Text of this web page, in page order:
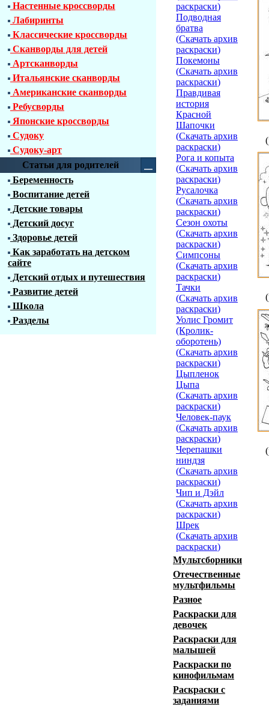
Настенные кроссворды
Лабиринты
Классические кроссворды
Сканворды для детей
Артсканворды
Итальянские сканворды
Американские сканворды
Ребусворды
Японские кроссворды
Судоку
Судоку-арт
Статьи для родителей
Беременность
Воспитание детей
Детские товары
Детский досуг
Здоровье детей
Как заработать на детском
сайте
Детский отдых и путешествия
Развитие детей
Школа
Разделы
раскраски)
Подводная
братва
(Скачать архив
раскраски)
Покемоны
(Скачать архив
раскраски)
Правдивая
история
Красной
Шапочки
(Скачать архив
раскраски)
Рога и копыта
(Скачать архив
раскраски)
Русалочка
(Скачать архив
раскраски)
Сезон охоты
(Скачать архив
раскраски)
Симпсоны
(Скачать архив
раскраски)
Тачки
(Скачать архив
раскраски)
Уолис Громит
(Кролик-
оборотень)
(Скачать архив
раскраски)
Цыпленок
Цыпа
(Скачать архив
раскраски)
Человек-паук
(Скачать архив
раскраски)
Черепашки
ниндзя
(Скачать архив
раскраски)
Чип и Дэйл
(Скачать архив
раскраски)
Шрек
(Скачать архив
раскраски)
Мультсборники
Отечественные
мультфильмы
Разное
Раскраски для
девочек
Раскраски для
малышей
Раскраски по
кинофильмам
Раскраски с
заданиями